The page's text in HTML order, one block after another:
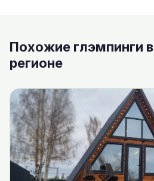
Похожие глэмпинги в
регионе